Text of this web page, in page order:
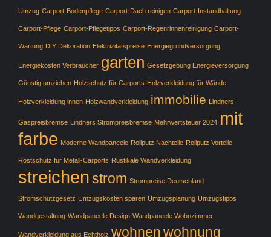
Umzug Carport-Bodenpflege Carport-Dach reinigen Carport-Instandhaltung
Carport-Pflege Carport-Pflegetipps Carport-Regenrinnenreinigung Carport-
Wartung DIY Dekoration Elektrizitätspreise Energiegrundversorgung
Energiekosten Verbraucher garten Gesetzgebung Energieversorgung
Günstig umziehen Holzschutz für Carports Holzverkleidung für Wände
Holzverkleidung innen Holzwandverkleidung immobilie Lindners
Gaspreisbremse Lindners Strompreisbremse Mehrwertsteuer 2024 mit
farbe Moderne Wandpaneele Rollputz Nachteile Rollputz Vorteile
Rostschutz für Metall-Carports Rustikale Wandverkleidung
streichen strom Strompreise Deutschland
Stromschutzgesetz Umzugskosten sparen Umzugsplanung Umzugstipps
Wandgestaltung Wandpaneele Design Wandpaneele Wohnzimmer
Wandverkleidung aus Echtholz wohnen wohnung